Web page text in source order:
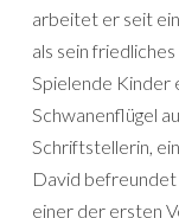
arbeitet er seit
als sein
Spielende Kinder
Schwanenflügel
Schriftstellerin,
David befreundet
einer der ersten